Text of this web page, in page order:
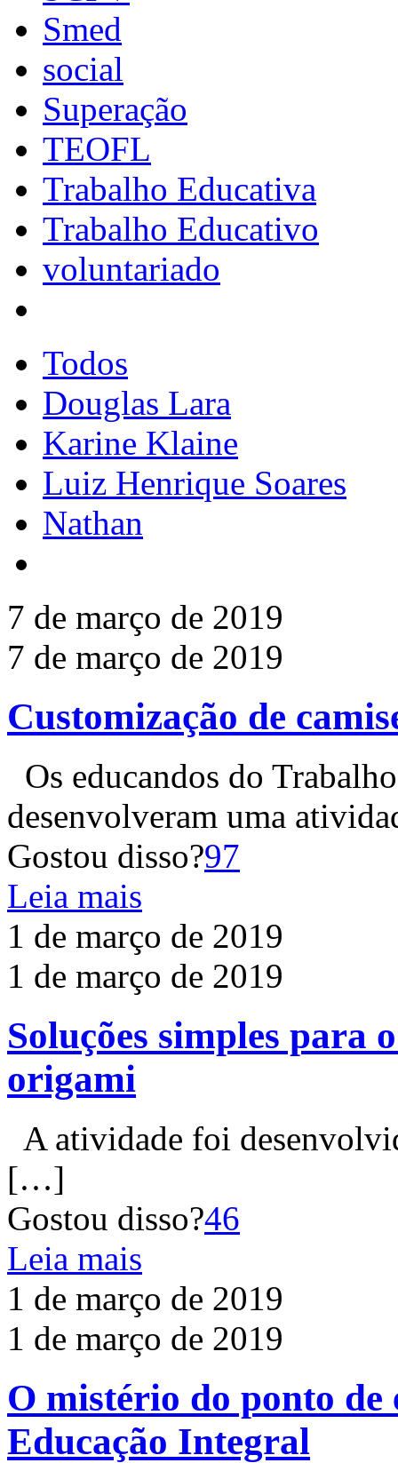
Smed
social
Superação
TEOFL
Trabalho Educativa
Trabalho Educativo
voluntariado
Todos
Douglas Lara
Karine Klaine
Luiz Henrique Soares
Nathan
7 de março de 2019
7 de março de 2019
Customização de
Os educandos do
desenvolveram uma
Gostou disso?97
Leia mais
1 de março de 2019
1 de março de 2019
Soluções simples para
origami
A atividade foi
[…]
Gostou disso?46
Leia mais
1 de março de 2019
1 de março de 2019
O mistério do ponto
Educação Integral